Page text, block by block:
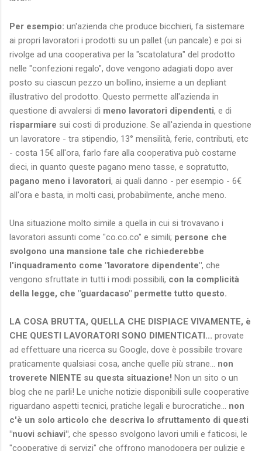
Per esempio: un'azienda che produce bicchieri, fa sistemare
ai propri lavoratori i prodotti su un pallet (un pancale) e poi si
rivolge ad una cooperativa per la "scatolatura" del prodotto
nelle "confezioni regalo", dove vengono adagiati dopo aver
posto su ciascun pezzo un bollino, insieme a un depliant
illustrativo del prodotto. Questo permette all'azienda in
questione di avvalersi di meno lavoratori dipendenti, e di
risparmiare sui costi di produzione. Se all'azienda in questione
un lavoratore - tra stipendio, 13° mensilità, ferie, contributi, etc
- costa 15€ all'ora, farlo fare alla cooperativa può costarne
dieci, in quanto queste pagano meno tasse, e sopratutto,
pagano meno i lavoratori, ai quali danno - per esempio - 6€
all'ora e basta, in molti casi, probabilmente, anche meno.
Una situazione molto simile a quella in cui si trovavano i
lavoratori assunti come "co.co.co" e simili; persone che
svolgono una mansione tale che richiederebbe
l'inquadramento come "lavoratore dipendente", che
vengono sfruttate in tutti i modi possibili, con la complicità
della legge, che "guardacaso" permette tutto questo.
LA COSA BRUTTA, QUELLA CHE DISPIACE VIVAMENTE, è
CHE QUESTI LAVORATORI SONO DIMENTICATI... provate
ad effettuare una ricerca su Google, dove è possibile trovare
praticamente qualsiasi cosa, anche quelle più strane... non
troverete NIENTE su questa situazione! Non un sito o un
blog che ne parli! Le uniche notizie disponibili sulle cooperative
riguardano aspetti tecnici, pratiche legali e burocratiche... non
c'è un solo articolo che descriva lo sfruttamento di questi
"nuovi schiavi", che spesso svolgono lavori umili e faticosi, le
"cooperative di servizi" che offrono manodopera per pulizie e